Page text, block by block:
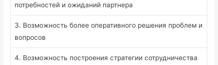
потребностей и ожиданий партнера
3. Возможность более оперативного решения проблем и
вопросов
4. Возможность построения стратегии сотрудничества